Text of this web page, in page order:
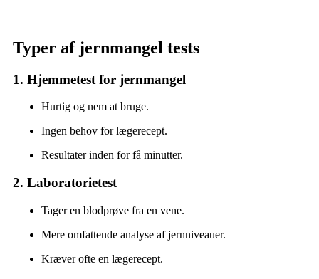
Typer af jernmangel tests
1. Hjemmetest for jernmangel
Hurtig og nem at bruge.
Ingen behov for lægerecept.
Resultater inden for få minutter.
2. Laboratorietest
Tager en blodprøve fra en vene.
Mere omfattende analyse af jernniveauer.
Kræver ofte en lægerecept.